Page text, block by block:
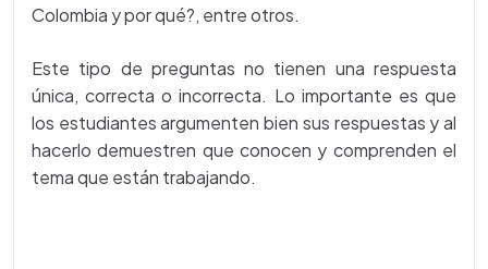
Colombia y por qué?, entre otros.
Este tipo de preguntas no tienen una respuesta
única, correcta o incorrecta. Lo importante es que
los estudiantes argumenten bien sus respuestas y al
hacerlo demuestren que conocen y comprenden el
tema que están trabajando.